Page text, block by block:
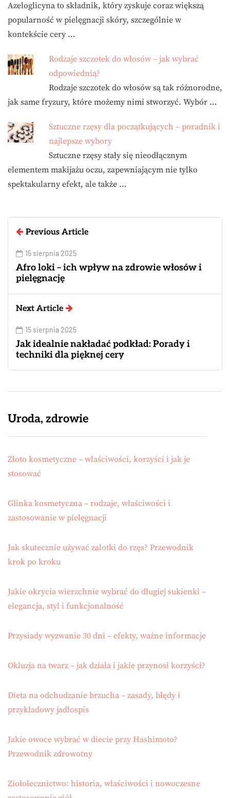
Azeloglicyna to składnik, który zyskuje coraz większą
popularność w pielęgnacji skóry, szczególnie w
kontekście cery …
Rodzaje szczotek do włosów – jak wybrać
odpowiednią?
Rodzaje szczotek do włosów są tak różnorodne,
jak same fryzury, które możemy nimi stworzyć. Wybór …
Sztuczne rzęsy dla początkujących – poradnik i
najlepsze wybory
Sztuczne rzęsy stały się nieodłącznym
elementem makijażu oczu, zapewniającym nie tylko
spektakularny efekt, ale także …
Previous Article
15 sierpnia 2025
Afro loki – ich wpływ na zdrowie włosów i
pielęgnację
Next Article
15 sierpnia 2025
Jak idealnie nakładać podkład: Porady i
techniki dla pięknej cery
Uroda, zdrowie
Złoto kosmetyczne – właściwości, korzyści i jak je
stosować
Glinka kosmetyczna – rodzaje, właściwości i
zastosowanie w pielęgnacji
Jak skutecznie używać zalotki do rzęs? Przewodnik
krok po kroku
Jakie okrycia wierzchnie wybrać do długiej sukienki –
elegancja, styl i funkcjonalność
Przysiady wyzwanie 30 dni – efekty, ważne informacje
Okluzja na twarz – jak działa i jakie przynosi korzyści?
Dieta na odchudzanie brzucha – zasady, błędy i
przykładowy jadłospis
Jakie owoce wybrać w diecie przy Hashimoto?
Przewodnik zdrowotny
Ziołolecznictwo: historia, właściwości i nowoczesne